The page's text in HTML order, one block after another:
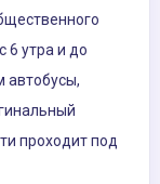
6 утра и до
автобусы,
проходит под